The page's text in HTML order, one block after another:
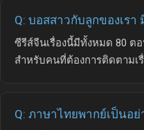
Q: บอสสาวกับลูกของเร
ซีรีส์จีนเรื่องนี้มีทั้งหมด 80 ต
สำหรับคนที่ต้องการติดตามเรื่
Q: ภาษาไทยพากย์เป็นอย่